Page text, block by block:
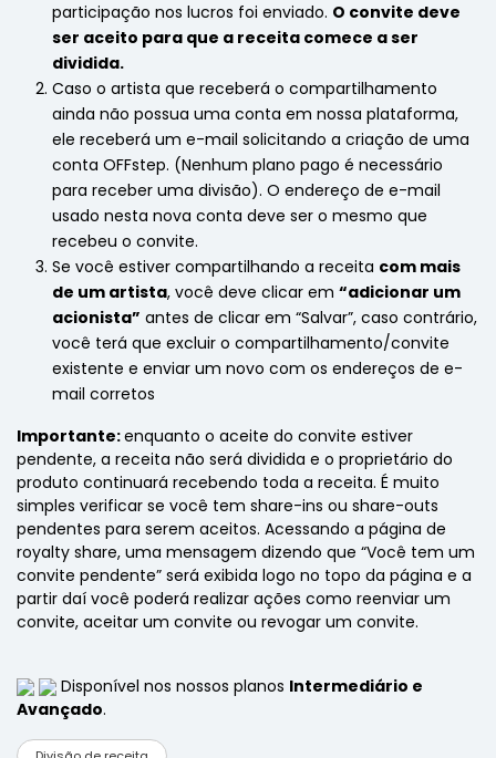
participação nos lucros foi enviado. O convite deve
ser aceito para que a receita comece a ser
dividida.
Caso o artista que receberá o compartilhamento
ainda não possua uma conta em nossa plataforma,
ele receberá um e-mail solicitando a criação de uma
conta OFFstep. (Nenhum plano pago é necessário
para receber uma divisão). O endereço de e-mail
usado nesta nova conta deve ser o mesmo que
recebeu o convite.
Se você estiver compartilhando a receita com mais
de um artista, você deve clicar em “adicionar um
acionista” antes de clicar em “Salvar”, caso contrário,
você terá que excluir o compartilhamento/convite
existente e enviar um novo com os endereços de e-
mail corretos
Importante:enquanto o aceite do convite estiver
pendente, a receita não será dividida e o proprietário do
produto continuará recebendo toda a receita. É muito
simples verificar se você tem share-ins ou share-outs
pendentes para serem aceitos. Acessando a página de
royalty share, uma mensagem dizendo que “Você tem um
convite pendente” será exibida logo no topo da página e a
partir daí você poderá realizar ações como reenviar um
convite, aceitar um convite ou revogar um convite.
Disponível nos nossos planos Intermediário e
Avançado.